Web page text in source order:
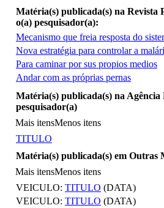
Matéria(s) publicada(s) na Revista
o(a) pesquisador(a):
Mecanismo que freia resposta do
Nova estratégia para controlar a
Para caminar por sus propios medios
Andar com as próprias pernas
Mais itens
Matéria(s) publicada(s) na Agência
pesquisador(a)
Mais itensMenos itens
TITULO
Matéria(s) publicada(s) em Outras
Mais itensMenos itens
VEICULO: TITULO (DATA)
VEICULO: TITULO (DATA)